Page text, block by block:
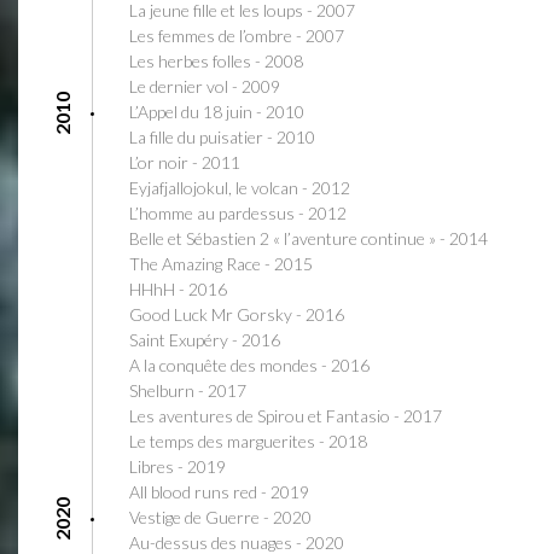
La jeune fille et les loups - 2007
Les femmes de l’ombre - 2007
Les herbes folles - 2008
Le dernier vol - 2009
2010
L’Appel du 18 juin - 2010
La fille du puisatier - 2010
L’or noir - 2011
Eyjafjallojokul, le volcan - 2012
L’homme au pardessus - 2012
Belle et Sébastien 2 « l’aventure continue » - 2014
The Amazing Race - 2015
HHhH - 2016
Good Luck Mr Gorsky - 2016
Saint Exupéry - 2016
A la conquête des mondes - 2016
Shelburn - 2017
Les aventures de Spirou et Fantasio - 2017
Le temps des marguerites - 2018
Libres - 2019
All blood runs red - 2019
2020
Vestige de Guerre - 2020
Au-dessus des nuages - 2020